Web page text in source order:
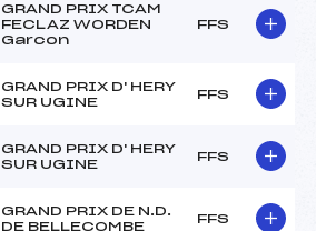
GRAND PRIX TCAM
FECLAZ WORDEN
Garcon
FFS
GRAND PRIX D' HERY
SUR UGINE
FFS
GRAND PRIX D' HERY
SUR UGINE
FFS
GRAND PRIX DE N.D.
DE BELLECOMBE
FFS